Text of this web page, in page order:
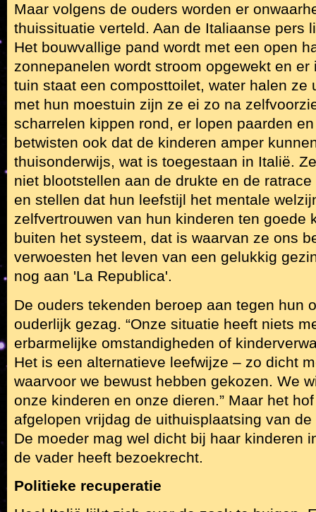
Maar volgens de ouders worden er
thuissituatie verteld. Aan de Italiaanse pers
Het bouwvallige pand wordt met een open
zonnepanelen wordt stroom opgewekt en
tuin staat een composttoilet, water halen ze
met hun moestuin zijn ze ei zo na
scharrelen kippen rond, er lopen paarden
betwisten ook dat de kinderen amper
thuisonderwijs, wat is toegestaan in Italië.
niet blootstellen aan de drukte en de
en stellen dat hun leefstijl het mentale
zelfvertrouwen van hun kinderen ten goede
buiten het systeem, dat is waarvan ze ons
verwoesten het leven van een gelukkig
nog aan 'La Republica'.
De ouders tekenden beroep aan tegen hun
ouderlijk gezag. “Onze situatie heeft niets
erbarmelijke omstandigheden of
Het is een alternatieve leefwijze – zo dicht
waarvoor we bewust hebben gekozen. We
onze kinderen en onze dieren.” Maar het
afgelopen vrijdag de uithuisplaatsing van
De moeder mag wel dicht bij haar kinderen
de vader heeft bezoekrecht.
Politieke recuperatie